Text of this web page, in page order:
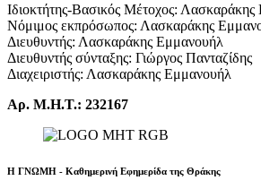
Ιδιοκτήτης-Βασικός Μέτοχος:
Νόμιμος εκπρόσωπος: Λασκαράκης
Διευθυντής: Λασκαράκης Εμμανουήλ
Διευθυντής σύνταξης: Γιώργος Πανταζίδης
Διαχειριστής: Λασκαράκης Εμμανουήλ
Αρ. Μ.Η.Τ.: 232167
Η ΓΝΩΜΗ - Καθημερινή Εφημερίδα της Θράκης